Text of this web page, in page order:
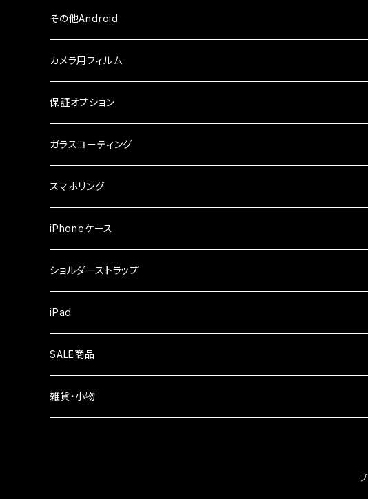
ケース・カバー
ガラスフィルム
ケース・カバー
ケース
ガラスフィルム
ケース
iPhone8Plus
ガラスフィルム
ケース
ケース
セラミックフィルム
ケース
ガラスフィルム
その他Android
AQUOS
ガラスフィルム
arrows
ガラスフィルム
シンプルスマホ
ガラスフィルム
らくらくスマホ
ガラスフィルム
OPPO
ガラスフィルム
Xiaomi
ガラスフィルム
カメラ用フィルム
iPhone
iPhone17e
iPhone17ProMax
iPhone16
iPhone15
Android
保証オプション
ガラスコーティング
スマホリング
iPhoneケース
ショルダーストラップ
iPad
液晶フィルム
SALE商品
雑貨・小物